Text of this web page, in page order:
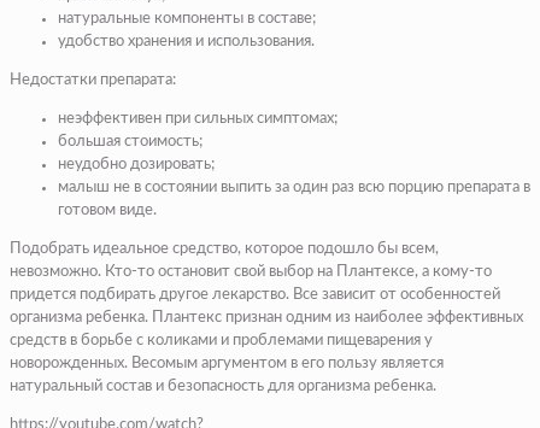
натуральные компоненты в составе;
удобство хранения и использования.
Недостатки препарата:
неэффективен при сильных симптомах;
большая стоимость;
неудобно дозировать;
малыш не в состоянии выпить за один раз всю порцию препарата в
готовом виде.
Подобрать идеальное средство, которое подошло бы всем,
невозможно. Кто-то остановит свой выбор на Плантексе, а кому-то
придется подбирать другое лекарство. Все зависит от особенностей
организма ребенка. Плантекс признан одним из наиболее эффективных
средств в борьбе с коликами и проблемами пищеварения у
новорожденных. Весомым аргументом в его пользу является
натуральный состав и безопасность для организма ребенка.